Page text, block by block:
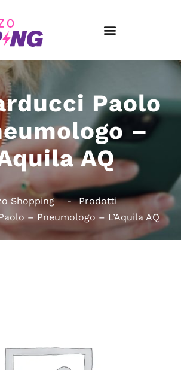
Paolo
–
AQ
Shopping
Prodotti
– Pneumologo – L’Aquila AQ